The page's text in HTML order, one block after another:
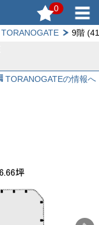
0
TORANOGATE 9階
TORANOGATEの情報へ